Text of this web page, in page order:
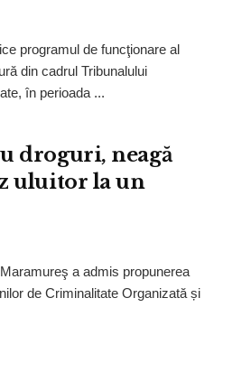
programul de funcţionare al
din cadrul Tribunalului
în perioada ...
droguri, neagă
uluitor la un
a admis propunerea
de Criminalitate Organizată și